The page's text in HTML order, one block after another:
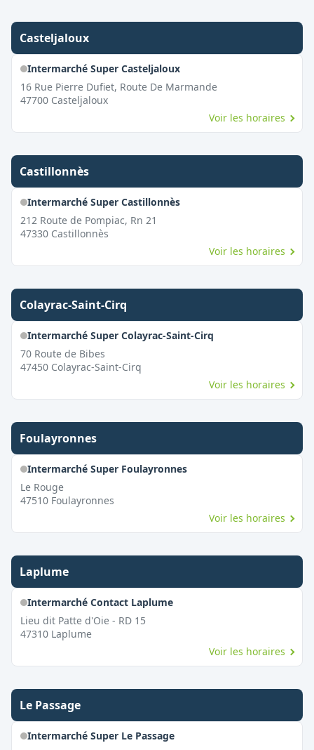
Casteljaloux
Intermarché Super Casteljaloux
16 Rue Pierre Dufiet, Route De Marmande
47700 Casteljaloux
Voir les horaires
Castillonnès
Intermarché Super Castillonnès
212 Route de Pompiac, Rn 21
47330 Castillonnès
Voir les horaires
Colayrac-Saint-Cirq
Intermarché Super Colayrac-Saint-Cirq
70 Route de Bibes
47450 Colayrac-Saint-Cirq
Voir les horaires
Foulayronnes
Intermarché Super Foulayronnes
Le Rouge
47510 Foulayronnes
Voir les horaires
Laplume
Intermarché Contact Laplume
Lieu dit Patte d'Oie - RD 15
47310 Laplume
Voir les horaires
Le Passage
Intermarché Super Le Passage